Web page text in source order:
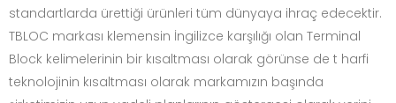
standartlarda ürettiği ürünleri tüm dünyaya ihraç edecektir.
TBLOC markası klemensin İngilizce karşılığı olan Terminal
Block kelimelerinin bir kısaltması olarak görünse de t harfi
teknolojinin kısaltması olarak markamızın başında